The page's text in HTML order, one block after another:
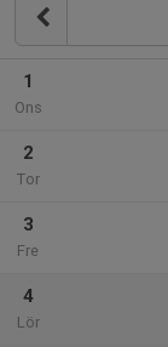
1
Ons
2
Tor
3
Fre
4
Lör